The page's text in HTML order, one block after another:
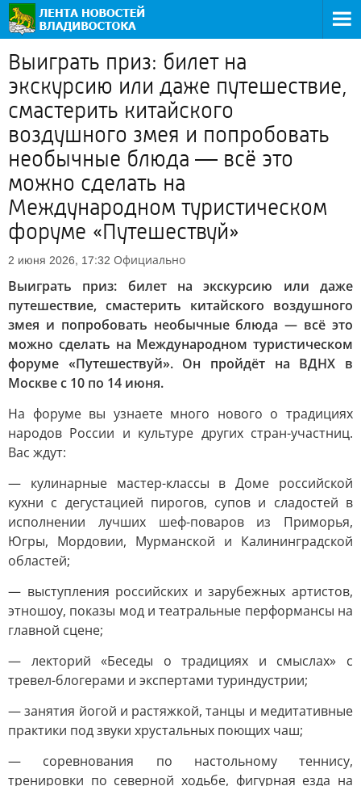
Выиграть приз: билет на
экскурсию или даже путешествие,
смастерить китайского
воздушного змея и попробовать
необычные блюда — всё это
можно сделать на
Международном туристическом
форуме «Путешествуй»
2 июня 2026, 17:32 Официально
Выиграть приз: билет на экскурсию или даже
путешествие, смастерить китайского воздушного
змея и попробовать необычные блюда — всё это
можно сделать на Международном туристическом
форуме «Путешествуй». Он пройдёт на ВДНХ в
Москве с 10 по 14 июня.
На форуме вы узнаете много нового о традициях
народов России и культуре других стран-участниц.
Вас ждут:
— кулинарные мастер-классы в Доме российской
кухни с дегустацией пирогов, супов и сладостей в
исполнении лучших шеф-поваров из Приморья,
Югры, Мордовии, Мурманской и Калининградской
областей;
— выступления российских и зарубежных артистов,
этношоу, показы мод и театральные перформансы на
главной сцене;
— лекторий «Беседы о традициях и смыслах» с
тревел-блогерами и экспертами туриндустрии;
— занятия йогой и растяжкой, танцы и медитативные
практики под звуки хрустальных поющих чаш;
— соревнования по настольному теннису,
тренировки по северной ходьбе, фигурная езда на